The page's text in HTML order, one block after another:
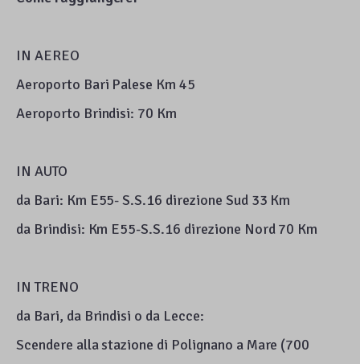
IN AEREO
Aeroporto Bari Palese Km 45
Aeroporto Brindisi: 70 Km
IN AUTO
da Bari: Km E55- S.S.16 direzione Sud 33 Km
da Brindisi: Km E55-S.S.16 direzione Nord 70 Km
IN TRENO
da Bari, da Brindisi o da Lecce:
Scendere alla stazione di Polignano a Mare (700